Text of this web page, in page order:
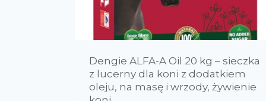
Producenci
AGROBS B.BRAUN bitopEQUI Dengie
10
Dodson & Horrell
0
Dengie ALFA-A Oil 20 kg – sieczka
z lucerny dla koni z dodatkiem
oleju, na masę i wrzody, żywienie